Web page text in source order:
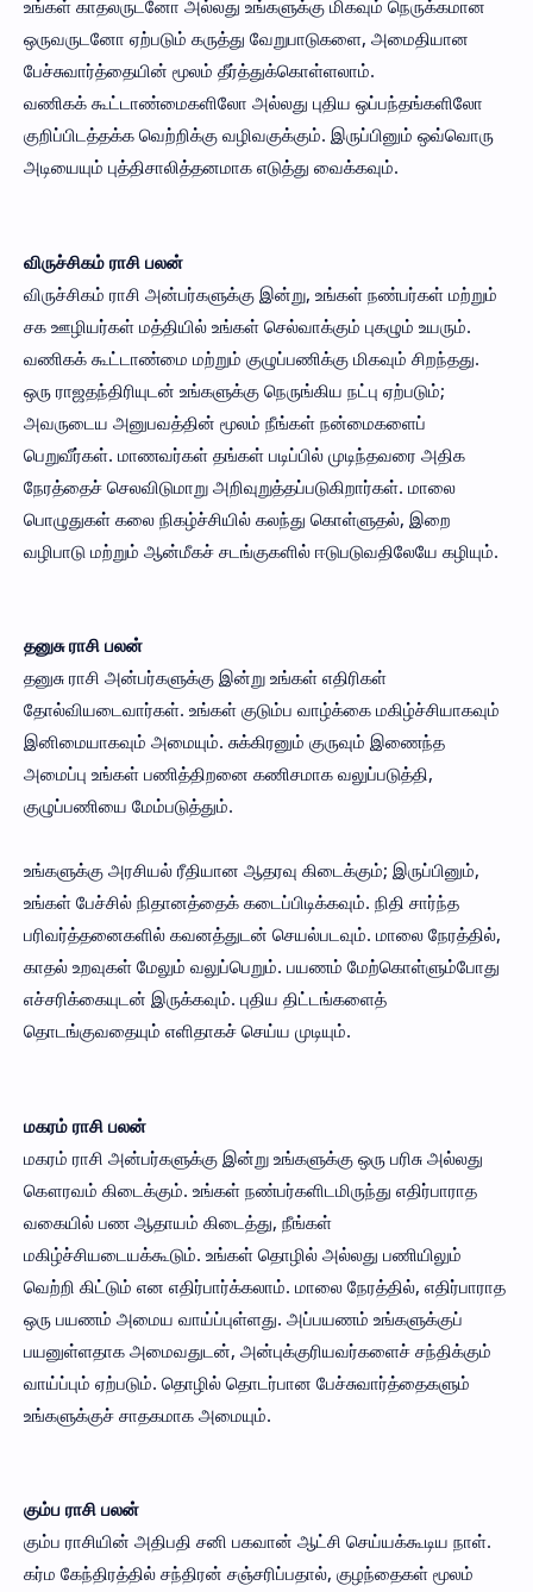
உங்கள் காதலருடனோ அல்லது உங்களுக்கு மிகவும் நெருக்கமான
ஒருவருடனோ ஏற்படும் கருத்து வேறுபாடுகளை, அமைதியான
பேச்சுவார்த்தையின் மூலம் தீர்த்துக்கொள்ளலாம்.
வணிகக் கூட்டாண்மைகளிலோ அல்லது புதிய ஒப்பந்தங்களிலோ
குறிப்பிடத்தக்க வெற்றிக்கு வழிவகுக்கும். இருப்பினும் ஒவ்வொரு
அடியையும் புத்திசாலித்தனமாக எடுத்து வைக்கவும்.
விருச்சிகம் ராசி பலன்
விருச்சிகம் ராசி அன்பர்களுக்கு இன்று, உங்கள் நண்பர்கள் மற்றும்
சக ஊழியர்கள் மத்தியில் உங்கள் செல்வாக்கும் புகழும் உயரும்.
வணிகக் கூட்டாண்மை மற்றும் குழுப்பணிக்கு மிகவும் சிறந்தது.
ஒரு ராஜதந்திரியுடன் உங்களுக்கு நெருங்கிய நட்பு ஏற்படும்;
அவருடைய அனுபவத்தின் மூலம் நீங்கள் நன்மைகளைப்
பெறுவீர்கள். மாணவர்கள் தங்கள் படிப்பில் முடிந்தவரை அதிக
நேரத்தைச் செலவிடுமாறு அறிவுறுத்தப்படுகிறார்கள். மாலை
பொழுதுகள் கலை நிகழ்ச்சியில் கலந்து கொள்ளுதல், இறை
வழிபாடு மற்றும் ஆன்மீகச் சடங்குகளில் ஈடுபடுவதிலேயே கழியும்.
தனுசு ராசி பலன்
தனுசு ராசி அன்பர்களுக்கு இன்று உங்கள் எதிரிகள்
தோல்வியடைவார்கள். உங்கள் குடும்ப வாழ்க்கை மகிழ்ச்சியாகவும்
இனிமையாகவும் அமையும். சுக்கிரனும் குருவும் இணைந்த
அமைப்பு உங்கள் பணித்திறனை கணிசமாக வலுப்படுத்தி,
குழுப்பணியை மேம்படுத்தும்.
உங்களுக்கு அரசியல் ரீதியான ஆதரவு கிடைக்கும்; இருப்பினும்,
உங்கள் பேச்சில் நிதானத்தைக் கடைப்பிடிக்கவும். நிதி சார்ந்த
பரிவர்த்தனைகளில் கவனத்துடன் செயல்படவும். மாலை நேரத்தில்,
காதல் உறவுகள் மேலும் வலுப்பெறும். பயணம் மேற்கொள்ளும்போது
எச்சரிக்கையுடன் இருக்கவும். புதிய திட்டங்களைத்
தொடங்குவதையும் எளிதாகச் செய்ய முடியும்.
மகரம் ராசி பலன்
மகரம் ராசி அன்பர்களுக்கு இன்று உங்களுக்கு ஒரு பரிசு அல்லது
கௌரவம் கிடைக்கும். உங்கள் நண்பர்களிடமிருந்து எதிர்பாராத
வகையில் பண ஆதாயம் கிடைத்து, நீங்கள்
மகிழ்ச்சியடையக்கூடும். உங்கள் தொழில் அல்லது பணியிலும்
வெற்றி கிட்டும் என எதிர்பார்க்கலாம். மாலை நேரத்தில், எதிர்பாராத
ஒரு பயணம் அமைய வாய்ப்புள்ளது. அப்பயணம் உங்களுக்குப்
பயனுள்ளதாக அமைவதுடன், அன்புக்குரியவர்களைச் சந்திக்கும்
வாய்ப்பும் ஏற்படும். தொழில் தொடர்பான பேச்சுவார்த்தைகளும்
உங்களுக்குச் சாதகமாக அமையும்.
கும்ப ராசி பலன்
கும்ப ராசியின் அதிபதி சனி பகவான் ஆட்சி செய்யக்கூடிய நாள்.
கர்ம கேந்திரத்தில் சந்திரன் சஞ்சரிப்பதால், குழந்தைகள் மூலம்